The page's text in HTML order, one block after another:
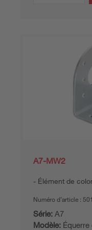
A7-MW2
Élément de
Numéro d’article :
Série: A7
Modèle: Équerre